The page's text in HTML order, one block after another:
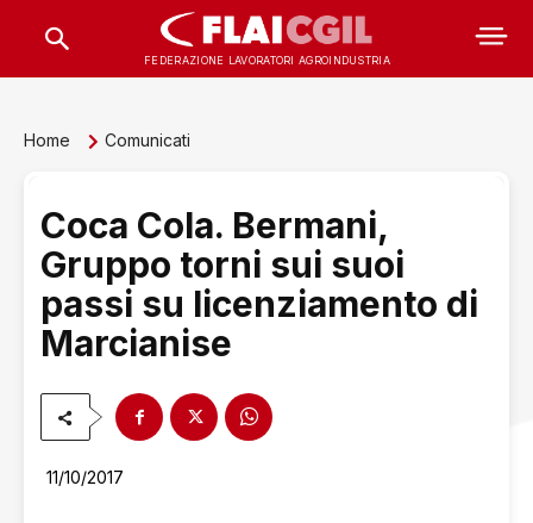
FEDERAZIONE LAVORATORI AGROINDUSTRIA
Home Comunicati
Coca Cola. Bermani,
Gruppo torni sui suoi
passi su licenziamento di
Marcianise
11/10/2017